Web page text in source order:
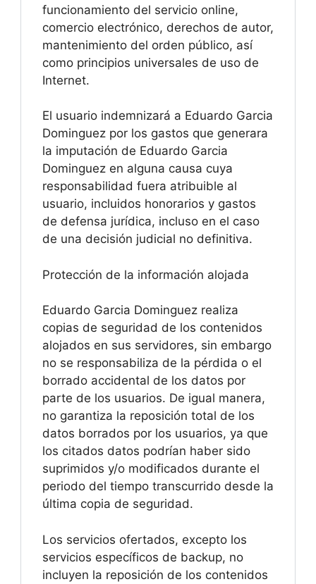
funcionamiento del servicio online,
comercio electrónico, derechos de autor,
mantenimiento del orden público, así
como principios universales de uso de
Internet.
El usuario indemnizará a Eduardo Garcia
Dominguez por los gastos que generara
la imputación de Eduardo Garcia
Dominguez en alguna causa cuya
responsabilidad fuera atribuible al
usuario, incluidos honorarios y gastos
de defensa jurídica, incluso en el caso
de una decisión judicial no definitiva.
Protección de la información alojada
Eduardo Garcia Dominguez realiza
copias de seguridad de los contenidos
alojados en sus servidores, sin embargo
no se responsabiliza de la pérdida o el
borrado accidental de los datos por
parte de los usuarios. De igual manera,
no garantiza la reposición total de los
datos borrados por los usuarios, ya que
los citados datos podrían haber sido
suprimidos y/o modificados durante el
periodo del tiempo transcurrido desde la
última copia de seguridad.
Los servicios ofertados, excepto los
servicios específicos de backup, no
incluyen la reposición de los contenidos